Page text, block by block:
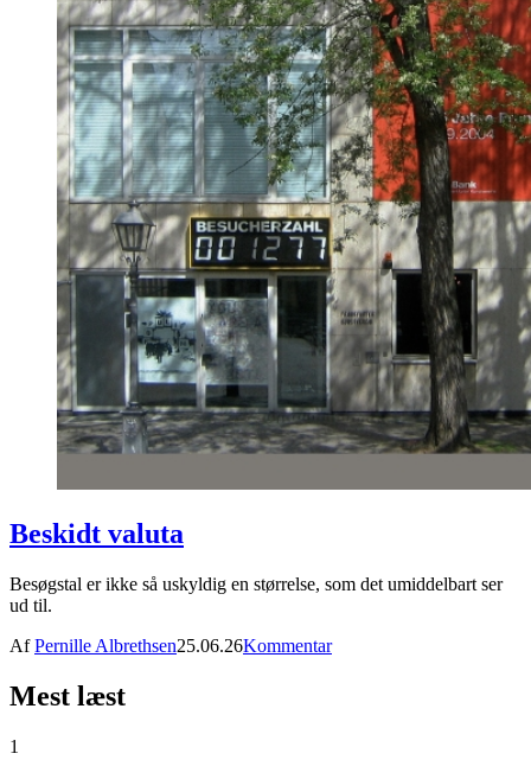
Beskidt valuta
Besøgstal er ikke så uskyldig en størrelse, som det umiddelbart ser
ud til.
AfPernille Albrethsen25.06.26Kommentar
Mest læst
1